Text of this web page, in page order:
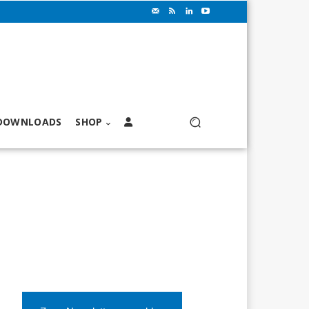
SHOP